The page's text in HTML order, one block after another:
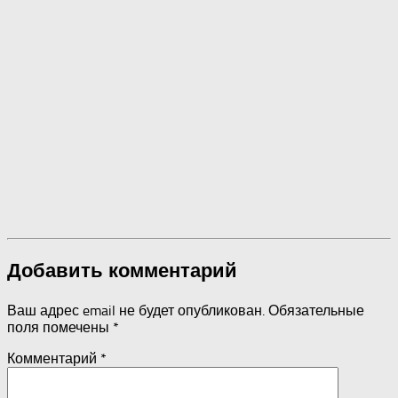
Добавить комментарий
Ваш адрес email не будет опубликован. Обязательные
поля помечены *
Комментарий *